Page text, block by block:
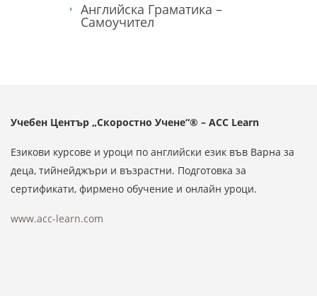
Английска Граматика –
Самоучител
Учебен Център „Скоростно Учене“® – ACC Learn
Езикови курсове и уроци по английски език във Варна за
деца, тийнейджъри и възрастни. Подготовка за
сертификати, фирмено обучение и онлайн уроци.
www.acc-learn.com